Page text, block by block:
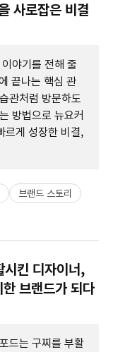
사로잡은 비결
야기를 전해 줄
끝나는 핵심 관
관처럼 방문하도
방법으로 뉴요커
르게 성장한 비결,
브랜드 스토리
시킨 디자이너,
브랜드가 되다
드는 구찌를 부활